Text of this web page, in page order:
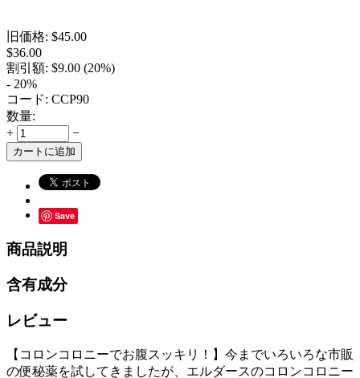
旧価格: $45.00
$36.00
割引額: $9.00 (20%)
- 20%
コード: CCP90
数量:
+
−
カートに追加
Save
商品説明
含有成分
レビュー
【コロンコロニーでお腹スッキリ！】今までいろいろな市販
の便秘薬を試してきましたが、エルダースのコロンコロニー